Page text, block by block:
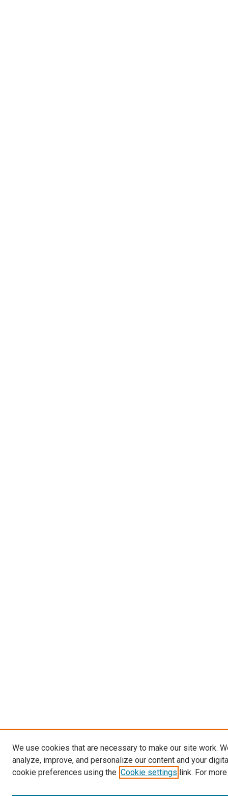
We use cookies that are necessary to make our site work.
analyze, improve, and personalize our content and your
cookie preferences using the Cookie settings link. For